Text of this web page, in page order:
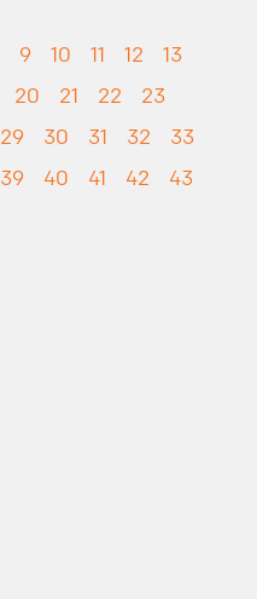
9 10 11 12
13
20 21 22
23
29 30 31 32
33
39 40 41 42
43